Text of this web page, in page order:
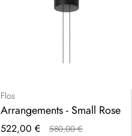
Flos
Arrangements - Small Rose
Prezzo
522,00 € 580,00 €